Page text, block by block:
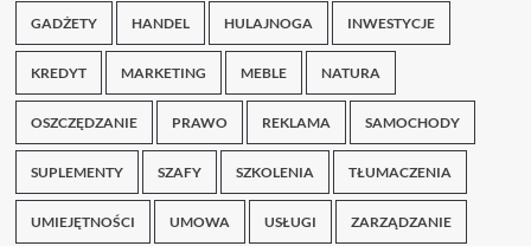
GADŻETY HANDEL HULAJNOGA INWESTYCJE
KREDYT MARKETING MEBLE NATURA
OSZCZĘDZANIE PRAWO REKLAMA SAMOCHODY
SUPLEMENTY SZAFY SZKOLENIA TŁUMACZENIA
UMIEJĘTNOŚCI UMOWA USŁUGI ZARZĄDZANIE